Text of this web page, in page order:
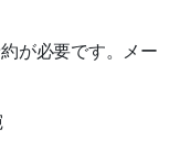
が必要です。メー